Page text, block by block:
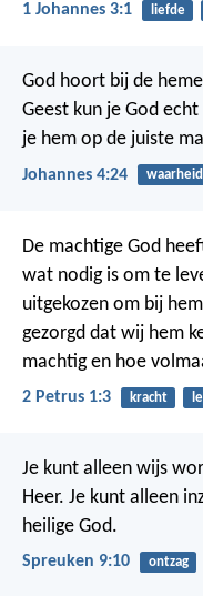
1 Johannes 3:1 liefde
God hoort bij de
Geest kun je God
je hem op de juiste
Johannes 4:24 waarheid
De machtige God
wat nodig is om te
uitgekozen om bij
gezorgd dat wij hem
machtig en hoe
2 Petrus 1:3 kracht
Je kunt alleen wijs
Heer. Je kunt alleen
heilige God.
Spreuken 9:10 ontzag